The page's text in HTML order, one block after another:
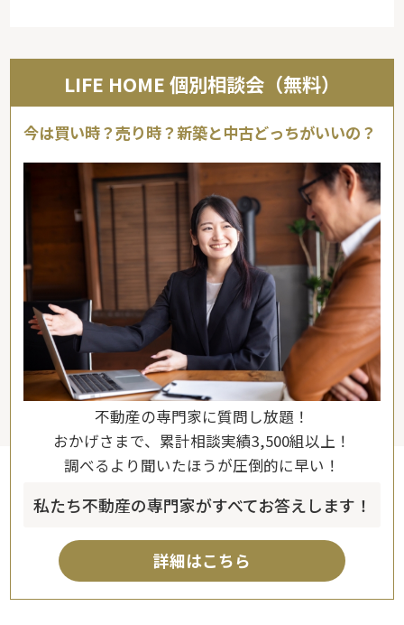
LIFE HOME 個別相談会（無料）
今は買い時？売り時？新築と中古どっちがいいの？
不動産の専門家に質問し放題！
おかげさまで、累計相談実績3,500組以上！
調べるより聞いたほうが圧倒的に早い！
私たち不動産の専門家がすべてお答えします！
詳細はこちら